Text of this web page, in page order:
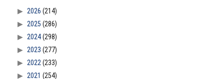
2026 (214)
2025 (286)
2024(298)
2023 (277)
2022 (233)
2021 (254)